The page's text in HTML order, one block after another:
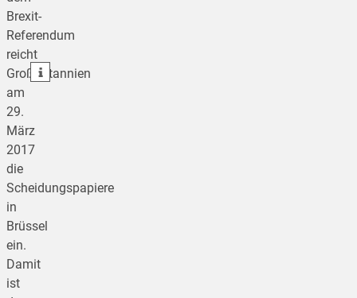
Brexit-
Referendum
reicht
Großbritannien
am
29.
März
2017
die
Scheidungspapiere
in
Brüssel
ein.
Damit
ist
teilen
teilen
teilen